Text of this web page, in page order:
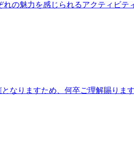
の魅力を感じられるアクティビテ
なりますため、何卒ご理解賜りま